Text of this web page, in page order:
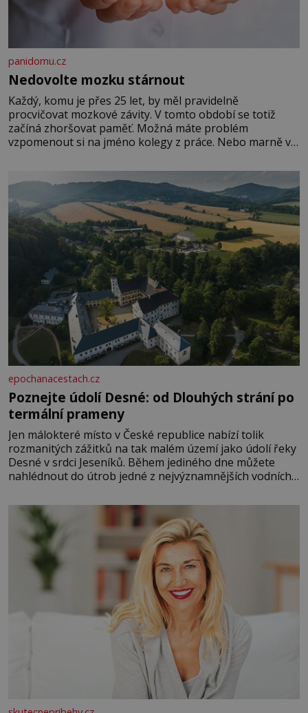
panidomu.cz
Nedovolte mozku stárnout
Každý, komu je přes 25 let, by měl pravidelně
procvičovat mozkové závity. V tomto období se totiž
začíná zhoršovat paměť. Možná máte problém
vzpomenout si na jméno kolegy z práce. Nebo marně v
Je to opravdu tak, s věkem jako kdyby se paměť
rozhodla stávkovat. Cvičte
epochanacestach.cz
Poznejte údolí Desné: od Dlouhých strání po
termální prameny
Jen málokteré místo v České republice nabízí tolik
rozmanitých zážitků na tak malém území jako údolí řeky
Desné v srdci Jeseníků. Během jediného dne můžete
nahlédnout do útrob jedné z nejvýznamnějších vodních
se na koloběžce a den zakončit poznáváním památek ve
Velkých Losinách nebo v termálním